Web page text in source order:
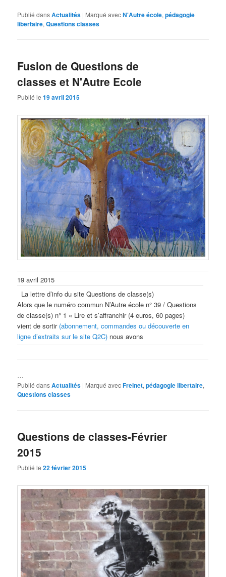
Publié dansActualités | Marqué avecN'Autre école,pédagogie
libertaire,Questions classes
Fusion de Questions de
classes et N'Autre Ecole
Publié le19 avril 2015
19 avril 2015
La lettre d’info du site Questions de classe(s)
Alors que le numéro commun N’Autre école n° 39 / Questions
de classe(s) n° 1 « Lire et s’affranchir (4 euros, 60 pages)
vient de sortir (abonnement, commandes ou découverte en
ligne d’extraits sur le site Q2C) nous avons
…
Publié dansActualités | Marqué avecFreinet,pédagogie libertaire,
Questions classes
Questions de classes-Février
2015
Publié le22 février 2015